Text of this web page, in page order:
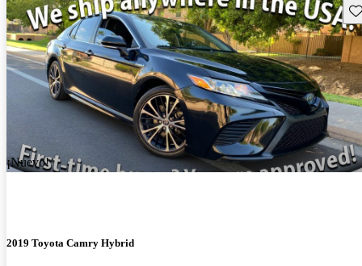
¡Nuevo!
2019 Toyota Camry Hybrid